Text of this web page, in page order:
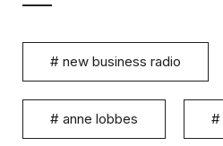
# new business radio
# anne lobbes #